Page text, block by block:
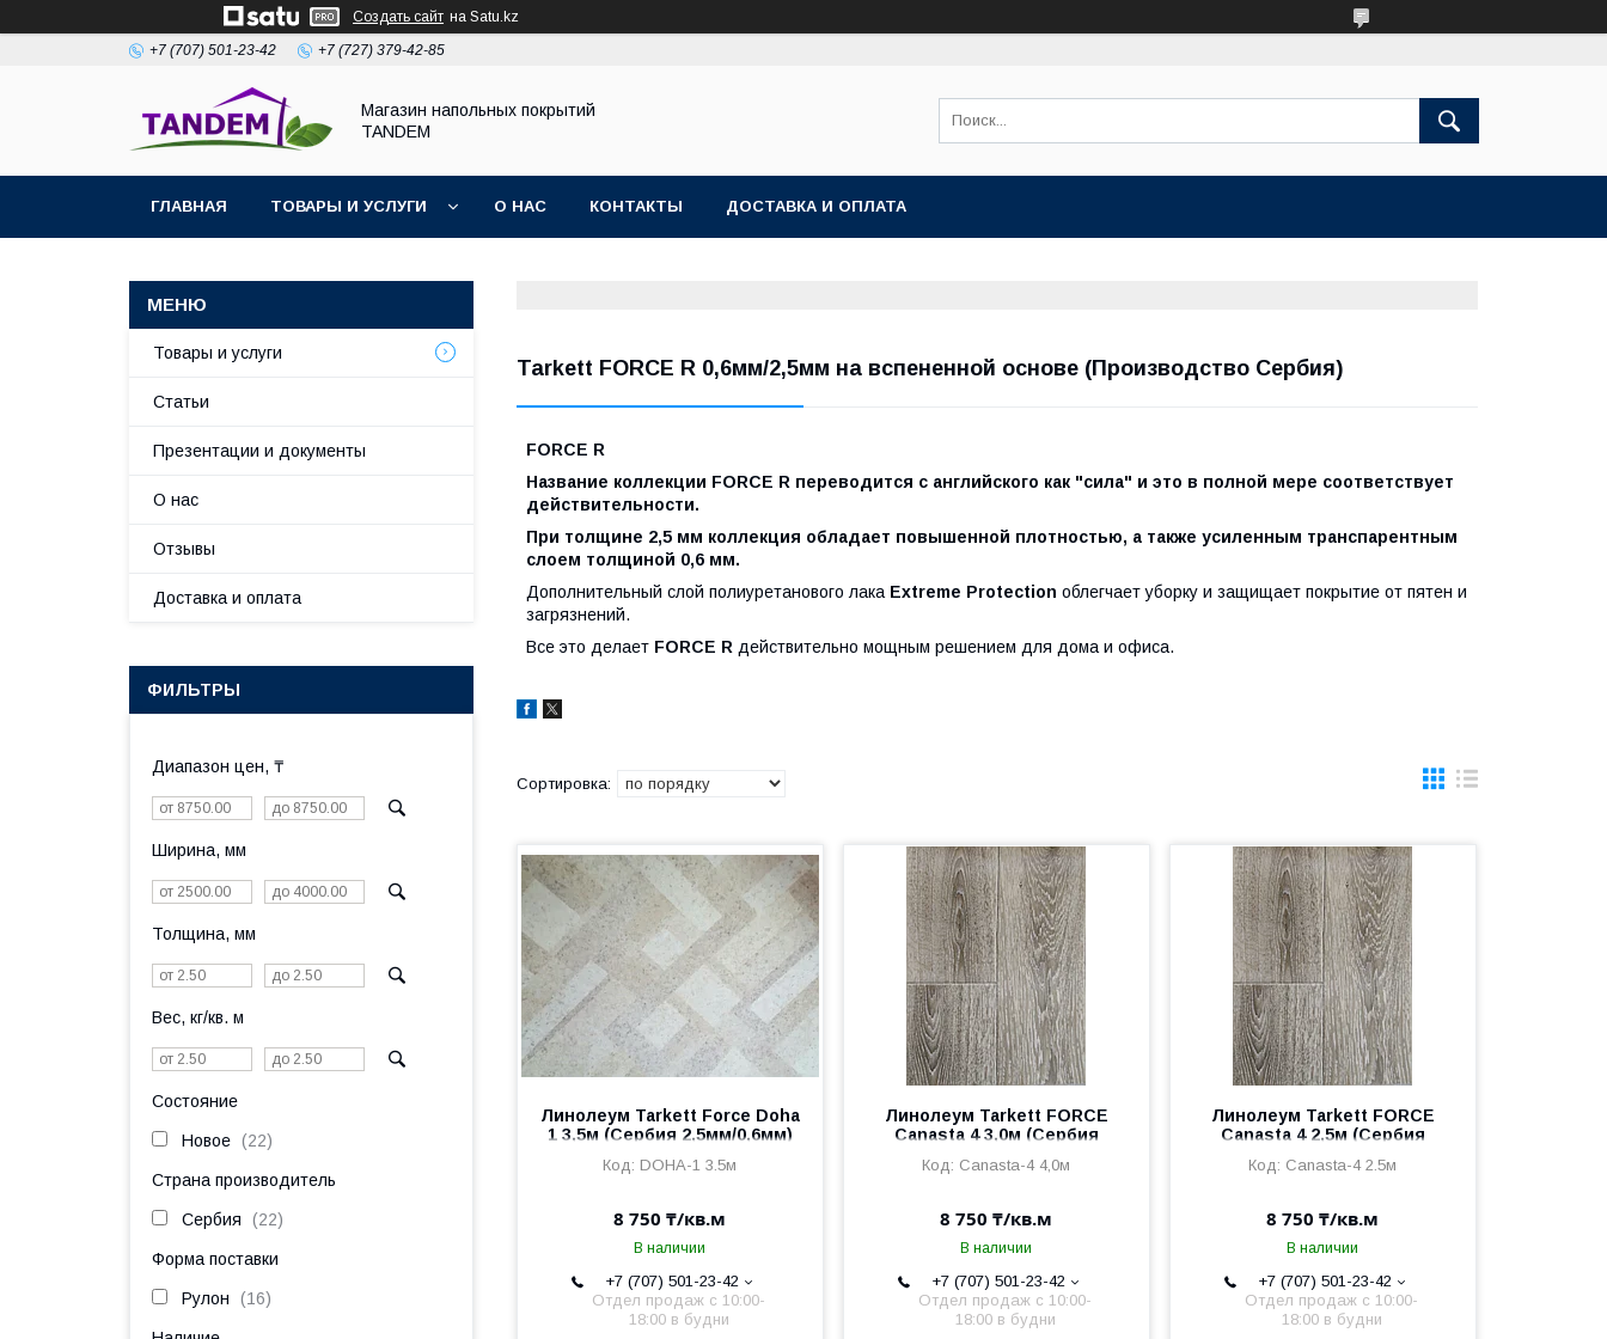
Создать сайт на Satu.kz
+7 (707) 501-23-42 +7 (727) 379-42-85
Магазин напольных покрытий
TANDEM
ГЛАВНАЯ ТОВАРЫ И УСЛУГИ О НАС КОНТАКТЫ ДОСТАВКА И ОПЛАТА
Tarkett FORCE R 0,6мм/2,5мм на вспененной основе (Производство Сербия)
FORCE R
Название коллекции FORCE R переводится с английского как "сила" и это в полной мере соответствует
действительности.
При толщине 2,5 мм коллекция обладает повышенной плотностью, а также усиленным транспарентным
слоем толщиной 0,6 мм.
Дополнительный слой полиуретанового лака Extreme Protection облегчает уборку и защищает покрытие от пятен и
загрязнений.
Все это делает FORCE R действительно мощным решением для дома и офиса.
Линолеум Tarkett Force Doha
1 3,5м (Сербия 2,5мм/0,6мм)
DOHA-1 3.5м
8 750 ₸/кв.м
В наличии
+7 (707) 501-23-42
Отдел продаж c 10:00-
18:00 в будни
Линолеум Tarkett FORCE
Canasta 4 3,0м (Сербия
Canasta-4 4,0м
8 750 ₸/кв.м
В наличии
+7 (707) 501-23-42
Отдел продаж c 10:00-
18:00 в будни
Линолеум Tarkett FORCE
Canasta 4 2,5м (Сербия
Canasta-4 2.5м
8 750 ₸/кв.м
В наличии
+7 (707) 501-23-42
Отдел продаж c 10:00-
18:00 в будни
Товары и услуги
Статьи
Презентации и документы
О нас
Отзывы
Доставка и оплата
ФИЛЬТРЫ
Диапазон цен, ₸
Ширина, мм
Толщина, мм
Вес, кг/кв. м
Состояние
Новое 22
Страна производитель
Сербия 22
Форма поставки
Рулон 16